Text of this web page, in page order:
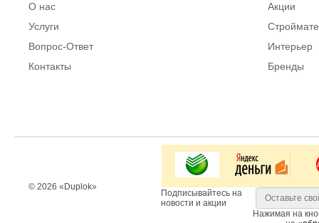
О нас
Услуги
Вопрос-Ответ
Контакты
Акции
Интерьер
Бренды
© 2026 «Duplok»
Подписывайтесь на
новости и акции
Нажимая на